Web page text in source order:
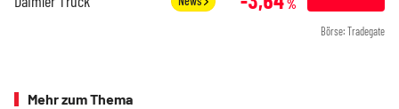
%
Börse: Tradegate
Mehr zum Thema